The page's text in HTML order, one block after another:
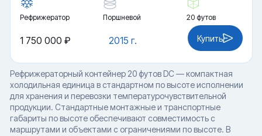
Рефрижератор Поршневой 20 футов
2015 г.
1 750 000 ₽ Купить
Рефрижераторный контейнер 20 футов DC — компактная
холодильная единица в стандартном по высоте исполнении
для хранения и перевозки температурочувствительной
продукции. Стандартные монтажные и транспортные
габариты по высоте обеспечивают совместимость с
маршрутами и объектами с ограничениями по высоте. В